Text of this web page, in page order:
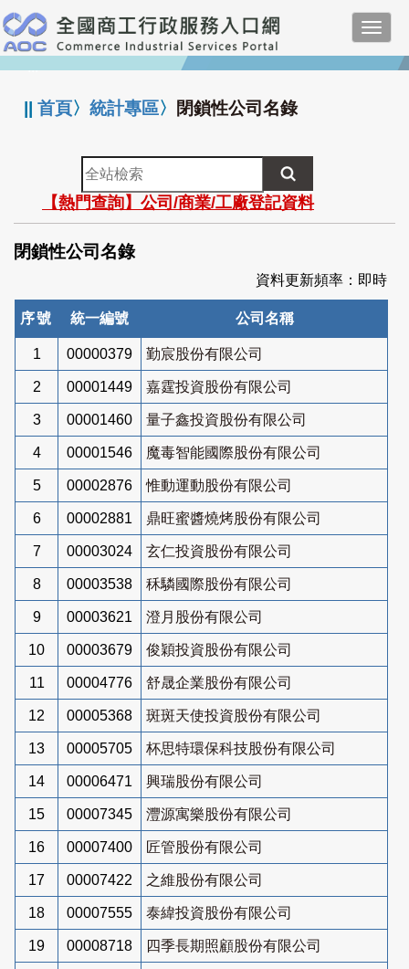
跳
到
主
要
:::
||首頁〉統計專區〉 閉鎖性公司名錄
全
站
檢
索
【熱門查詢】公司/商業/工廠登記資料
閉鎖性公司名錄
資料更新頻率：即時
序號 統一編號 公司名稱
1 00000379 勤宸股份有限公司
2 00001449 嘉霆投資股份有限公司
3 00001460 量子鑫投資股份有限公司
4 00001546 魔毒智能國際股份有限公司
5 00002876 惟動運動股份有限公司
6 00002881 鼎旺蜜醬燒烤股份有限公司
7 00003024 玄仁投資股份有限公司
8 00003538 秝驎國際股份有限公司
9 00003621 澄月股份有限公司
10 00003679 俊穎投資股份有限公司
11 00004776 舒晟企業股份有限公司
12 00005368 斑斑天使投資股份有限公司
13 00005705 杯思特環保科技股份有限公司
14 00006471 興瑞股份有限公司
15 00007345 灃源寓樂股份有限公司
16 00007400 匠管股份有限公司
17 00007422 之維股份有限公司
18 00007555 泰緯投資股份有限公司
19 00008718 四季長期照顧股份有限公司